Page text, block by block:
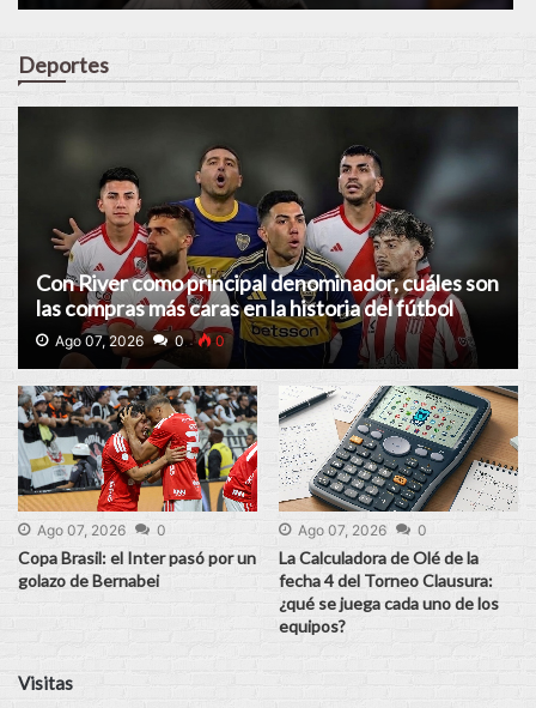
Deportes
Con River como principal denominador, cuáles son
las compras más caras en la historia del fútbol
argentino
Ago 07, 2026 0 0
Ago 07, 2026 0
Copa Brasil: el Inter pasó por un
golazo de Bernabei
Ago 07, 2026 0
La Calculadora de Olé de la
fecha 4 del Torneo Clausura:
¿qué se juega cada uno de los
equipos?
Visitas